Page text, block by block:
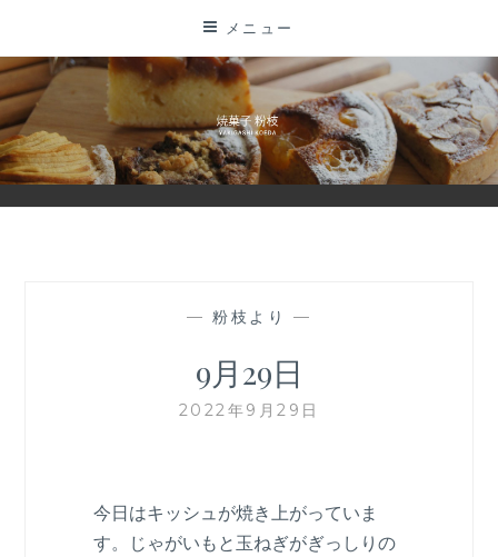
テ
ン
ツ
に
メニュー
— 粉枝より —
9月29日
2022年9月29日
今日はキッシュが焼き上がっていま
す。じゃがいもと玉ねぎがぎっしりの